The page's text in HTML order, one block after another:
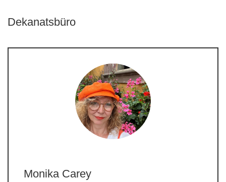
Dekanatsbüro
Monika Carey